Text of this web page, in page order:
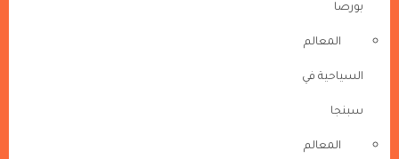
بورصا
المعالم
السياحية في
سبنجا
المعالم